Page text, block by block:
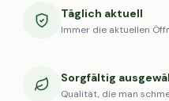
Täglich aktuell
Immer die aktuellen
Sorgfältig
Qualität, die man